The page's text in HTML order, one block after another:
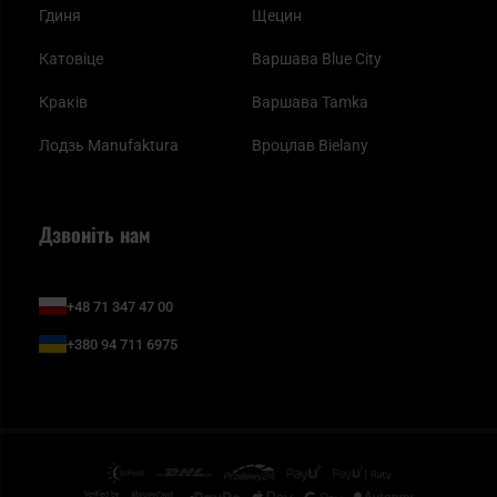
Гдиня
Катовіце
Краків
Лодзь Manufaktura
Щецин
Варшава Blue City
Варшава Tamka
Вроцлав Bielany
Дзвоніть нам
+48 71 347 47 00
+380 94 711 6975